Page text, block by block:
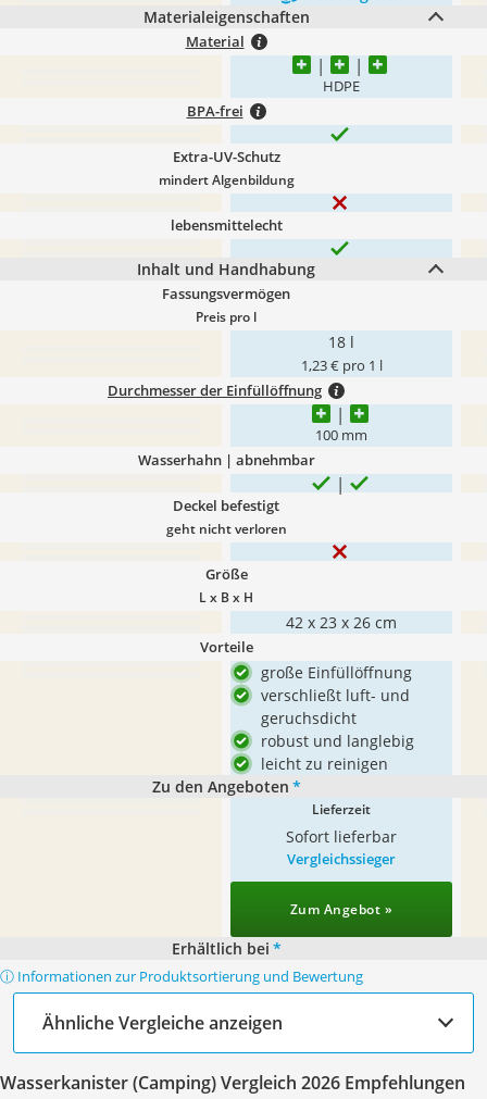
Materialeigenschaften
Material
HDPE
BPA-frei
Extra-UV-Schutz
mindert Algenbildung
lebensmittelecht
Inhalt und Handhabung
Fassungsvermögen
Preis pro l
18 l
1,23 € pro 1 l
Durchmesser der Einfüllöffnung
100 mm
Wasserhahn | abnehmbar
Deckel befestigt
geht nicht verloren
Größe
L x B x H
42 x 23 x 26 cm
Vorteile
große Einfüllöffnung
verschließt luft- und
geruchsdicht
robust und langlebig
leicht zu reinigen
Zu den Angeboten *
Lieferzeit
Sofort lieferbar
Vergleichssieger
Zum Angebot »
Erhältlich bei *
ⓘ Informationen zur Produktsortierung und Bewertung
Ähnliche Vergleiche anzeigen
Wasserkanister (Camping) Vergleich 2026 Empfehlungen